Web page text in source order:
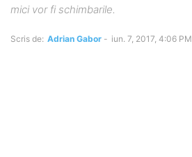
mici vor fi schimbarile.
Scris de: Adrian Gabor - iun. 7, 2017, 4:06 PM